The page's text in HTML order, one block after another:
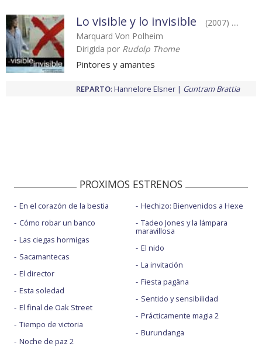
Lo visible y lo invisible
(2007) ....
Marquard Von Polheim
Dirigida por Rudolp Thome
Pintores y amantes
REPARTO: Hannelore Elsner Guntram Brattia
PROXIMOS ESTRENOS
En el corazón de la bestia
Cómo robar un banco
Las ciegas hormigas
Sacamantecas
El director
Esta soledad
El final de Oak Street
Tiempo de victoria
Noche de paz 2
Hechizo: Bienvenidos a Hexe
Tadeo Jones y la lámpara
maravillosa
El nido
La invitación
Fiesta pagäna
Sentido y sensibilidad
Prácticamente magia 2
Burundanga